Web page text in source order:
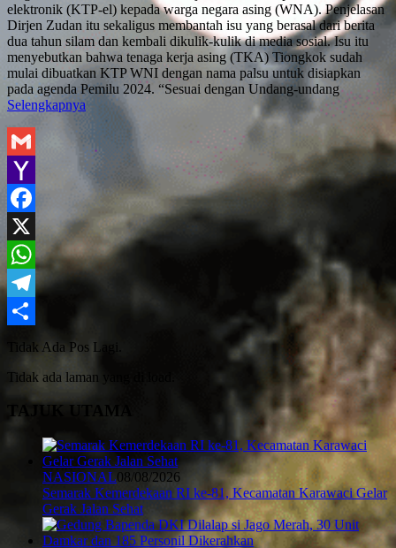
elektronik (KTP-el) kepada warga negara asing (WNA). Penjelasan
Dirjen Zudan itu sekaligus membantah isu yang berasal dari berita
dua tahun silam dan kembali dikulik-kulik di media sosial. Isu itu
menyebutkan bahwa tenaga kerja asing (TKA) Tiongkok sudah
mulai dibuatkan KTP WNI dengan nama palsu untuk disiapkan
pada agenda Pemilu 2024. “Sesuai dengan Undang-undang
Selengkapnya
Gmail
Yahoo
Mail
Facebook
X
WhatsApp
Telegram
Tidak Ada Pos Lagi.
Tidak ada laman yang di load.
TAJUK UTAMA
NASIONAL08/08/2026
Semarak Kemerdekaan RI ke-81, Kecamatan Karawaci Gelar
Gerak Jalan Sehat